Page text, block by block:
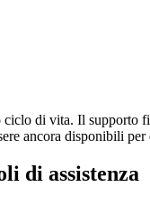
di vita. Il supporto
ancora disponibili
di assistenza